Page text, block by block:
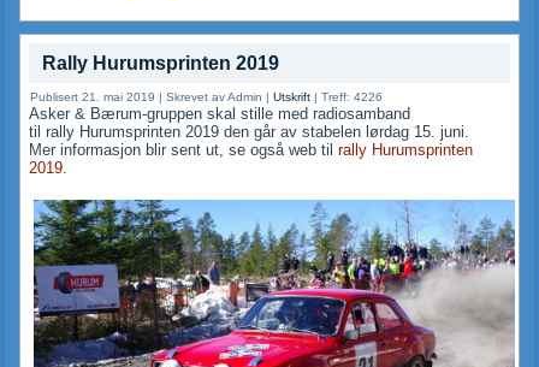
Rally Hurumsprinten 2019
Publisert 21. mai 2019 |Skrevet av Admin |Utskrift |Treff: 4226
Asker & Bærum-gruppen skal stille med radiosamband
til rally Hurumsprinten 2019 den går av stabelen lørdag 15. juni.
Mer informasjon blir sent ut, se også web tilrally Hurumsprinten
2019